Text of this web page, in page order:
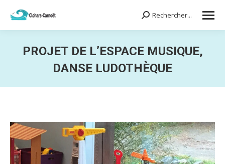
Search:Rechercher...
PROJET DE L’ESPACE MUSIQUE,
DANSE LUDOTHÈQUE